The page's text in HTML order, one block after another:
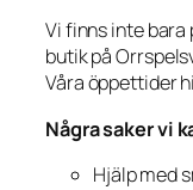
Vi finns inte bara
butik på
Våra öppettider
Några saker vi
Hjälp med